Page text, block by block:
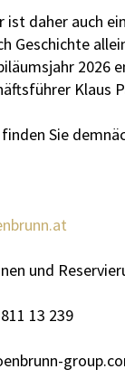
ist daher auch
Geschichte
2026
Klaus
Sie
und
13 239